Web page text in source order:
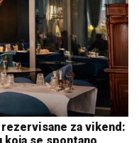
za vikend:
se spontano